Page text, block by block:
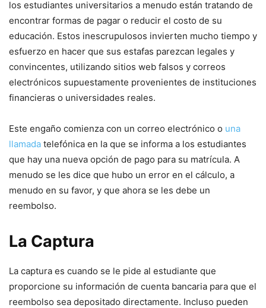
los estudiantes universitarios a menudo están tratando de
encontrar formas de pagar o reducir el costo de su
educación. Estos inescrupulosos invierten mucho tiempo y
esfuerzo en hacer que sus estafas parezcan legales y
convincentes, utilizando sitios web falsos y correos
electrónicos supuestamente provenientes de instituciones
financieras o universidades reales.
Este engaño comienza con un correo electrónico o una
llamada telefónica en la que se informa a los estudiantes
que hay una nueva opción de pago para su matrícula. A
menudo se les dice que hubo un error en el cálculo, a
menudo en su favor, y que ahora se les debe un
reembolso.
La Captura
La captura es cuando se le pide al estudiante que
proporcione su información de cuenta bancaria para que el
reembolso sea depositado directamente. Incluso pueden